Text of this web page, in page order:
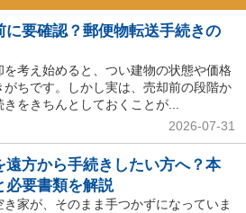
に要確認？郵便物転送手続きの
考え始めると、つい建物の状態や価格
ちです。しかし実は、売却前の段階か
をきちんとしておくことが...
2026-07-31
方から手続きしたい方へ？本
必要書類を解説
家が、そのまま手つかずになっていま